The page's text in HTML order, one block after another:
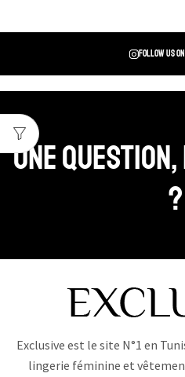
Follow us
Une question,
?
Exclusive est le site N°1 en
lingerie féminine et